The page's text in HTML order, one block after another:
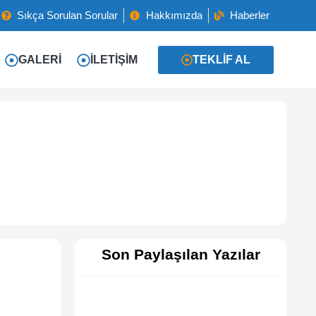
Sıkça Sorulan Sorular Hakkımızda Haberler
GALERI İLETIŞIM TEKLIF AL
Son Paylaşılan Yazılar